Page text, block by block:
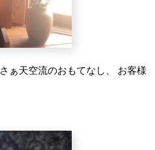
さぁ天空流のおもてなし、
お客様